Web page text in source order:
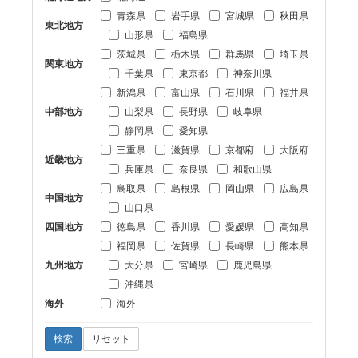
東北地方
青森県 岩手県 宮城県
秋田県
山形県
福島県
関東地方
茨城県 栃木県 群馬県
埼玉県
千葉県
東京都 神奈川県
中部地方
新潟県 富山県 石川県
福井県
山梨県
長野県
岐阜県
静岡県
愛知県
近畿地方
三重県 滋賀県 京都府
大阪府
兵庫県
奈良県 和歌山県
中国地方
鳥取県 島根県 岡山県
広島県
山口県
四国地方
徳島県 香川県 愛媛県 高知県
九州地方
福岡県 佐賀県 長崎県
熊本県
大分県
宮崎県
鹿児島県
沖縄県
海外
海外
検索 リセット